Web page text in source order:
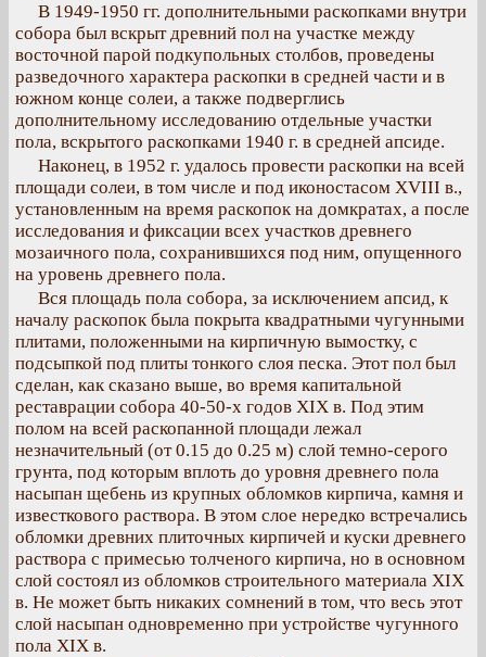
В 1949-1950 гг. дополнительными раскопками внутри
собора был вскрыт древний пол на участке между
восточной парой подкупольных столбов, проведены
разведочного характера раскопки в средней части и в
южном конце солеи, а также подверглись
дополнительному исследованию отдельные участки
пола, вскрытого раскопками 1940 г. в средней апсиде.
Наконец, в 1952 г. удалось провести раскопки на всей
площади солеи, в том числе и под иконостасом XVIII в.,
установленным на время раскопок на домкратах, а после
исследования и фиксации всех участков древнего
мозаичного пола, сохранившихся под ним, опущенного
на уровень древнего пола.
Вся площадь пола собора, за исключением апсид, к
началу раскопок была покрыта квадратными чугунными
плитами, положенными на кирпичную вымостку, с
подсыпкой под плиты тонкого слоя песка. Этот пол был
сделан, как сказано выше, во время капитальной
реставрации собора 40-50-х годов XIX в. Под этим
полом на всей раскопанной площади лежал
незначительный (от 0.15 до 0.25 м) слой темно-серого
грунта, под которым вплоть до уровня древнего пола
насыпан щебень из крупных обломков кирпича, камня и
известкового раствора. В этом слое нередко встречались
обломки древних плиточных кирпичей и куски древнего
раствора с примесью толченого кирпича, но в основном
слой состоял из обломков строительного материала XIX
в. Не может быть никаких сомнений в том, что весь этот
слой насыпан одновременно при устройстве чугунного
пола XIX в.